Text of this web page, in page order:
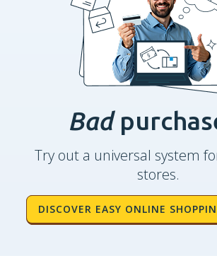
Bad
Try out a universal system
stores.
DISCOVER EASY ONLINE